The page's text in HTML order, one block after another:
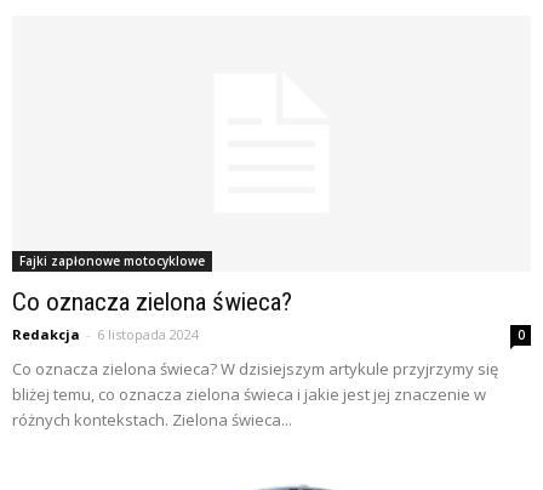
Fajki zapłonowe motocyklowe
Co oznacza zielona świeca?
Redakcja - 6 listopada 2024 0
Co oznacza zielona świeca? W dzisiejszym artykule przyjrzymy się
bliżej temu, co oznacza zielona świeca i jakie jest jej znaczenie w
różnych kontekstach. Zielona świeca...